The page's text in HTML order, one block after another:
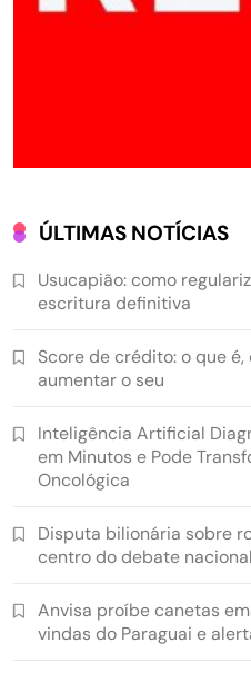
ÚLTIMAS NOTÍCIAS
Usucapião: como
escritura definitiva
Score de crédito: o que
aumentar o seu
Inteligência Artificial
em Minutos e Pode
Oncológica
Disputa bilionária sobre
centro do debate
Anvisa proíbe canetas
vindas do Paraguai e